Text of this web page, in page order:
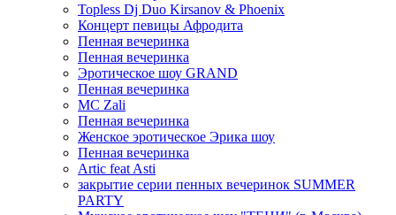
Topless Dj Duo Kirsanov & Phoenix
Концерт певицы Афродита
Пенная вечеринка
Пенная вечеринка
Эротическое шоу GRAND
Пенная вечеринка
MC Zali
Пенная вечеринка
Женское эротическое Эрика шоу
Пенная вечеринка
Artic feat Asti
закрытие серии пенных вечеринок SUMMER
PARTY